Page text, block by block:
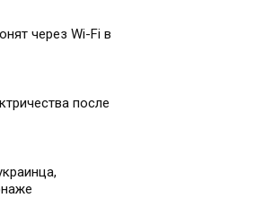
через Wi-Fi в
после